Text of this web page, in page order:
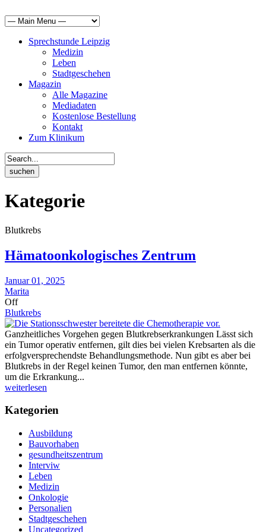
Sprechstunde Leipzig
Medizin
Leben
Stadtgeschehen
Magazin
Alle Magazine
Mediadaten
Kostenlose Bestellung
Kontakt
Zum Klinikum
Kategorie
Blutkrebs
Hämatoonkologisches Zentrum
Januar 01, 2025
Marita
Off
Blutkrebs
Ganzheitliches Vorgehen gegen Blutkrebserkrankungen Lässt sich
ein Tumor operativ entfernen, gilt dies bei vielen Krebsarten als die
erfolgversprechendste Behandlungsmethode. Nun gibt es aber bei
Blutkrebs in der Regel keinen Tumor, den man entfernen könnte,
um die Erkrankung...
weiterlesen
Kategorien
Ausbildung
Bauvorhaben
gesundheitszentrum
Interviw
Leben
Medizin
Onkologie
Personalien
Stadtgeschehen
Uncategorized